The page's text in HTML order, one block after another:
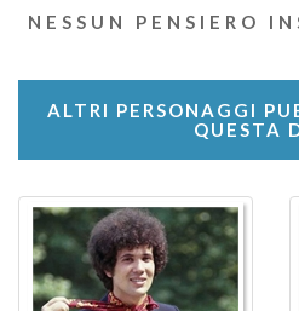
NESSUN PENSIERO
ALTRI PERSONAGGI
QUESTA